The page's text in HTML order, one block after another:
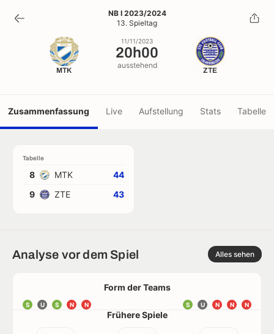
20h00
11/11/2023
NB I 2023/2024
13. Spieltag
MTK
11/11/2023
20h00
ausstehend
ZTE
Zusammenfassung Live Aufstellung Stats Tabelle
Tabelle
8 MTK
44
9
ZTE 43
Analyse vor dem Spiel Alles sehen
Form der Teams
S U S N N N
N
N
U
S
Frühere Spiele